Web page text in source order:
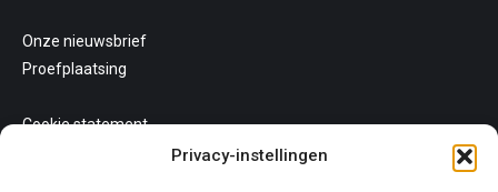
Privacy-instellingen
Onze nieuwsbrief
Proefplaatsing
Cookie statement